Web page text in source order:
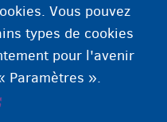
Vous pouvez
types de cookies
pour l'avenir
Paramètres ».